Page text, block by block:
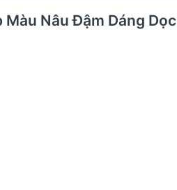
Màu Nâu Đậm Dáng Dọc